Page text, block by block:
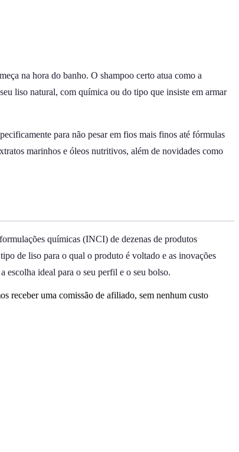
na hora do banho. O shampoo certo atua como a
liso natural, com química ou do tipo que insiste em armar
para não pesar em fios mais finos até fórmulas
marinhos e óleos nutritivos, além de novidades como
químicas (INCI) de dezenas de produtos
de liso para o qual o produto é voltado e as inovações
escolha ideal para o seu perfil e o seu bolso.
receber uma comissão de afiliado, sem nenhum custo